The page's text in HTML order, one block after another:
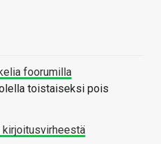
foorumilla
toistaiseksi pois
kirjoitusvirheestä